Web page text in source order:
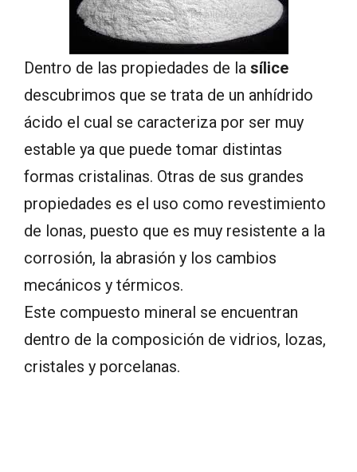
Dentro de las propiedades de la sílice
descubrimos que se trata de un anhídrido
ácido el cual se caracteriza por ser muy
estable ya que puede tomar distintas
formas cristalinas. Otras de sus grandes
propiedades es el uso como revestimiento
de lonas, puesto que es muy resistente a la
corrosión, la abrasión y los cambios
mecánicos y térmicos.
Este compuesto mineral se encuentran
dentro de la composición de vidrios, lozas,
cristales y porcelanas.